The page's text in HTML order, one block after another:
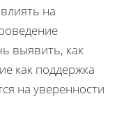
на
выявить, как
как поддержка
на уверенности